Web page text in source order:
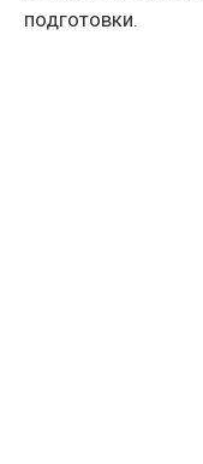
подготовки.